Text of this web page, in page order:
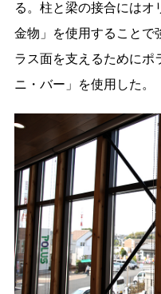
る。柱と梁の接合にはオ
金物」を使用することで
ラス面を支えるためにポ
ニ・バー」を使用した。